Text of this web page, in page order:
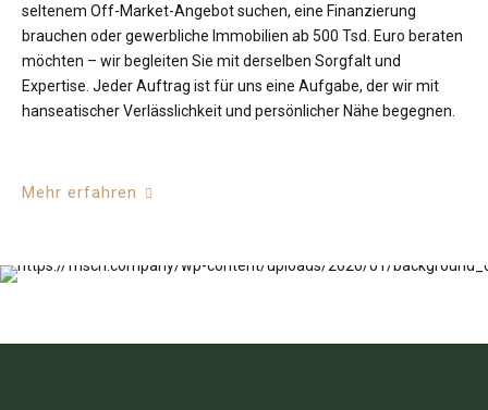
seltenem Off-Market-Angebot suchen, eine Finanzierung
brauchen oder gewerbliche Immobilien ab 500 Tsd. Euro beraten
möchten – wir begleiten Sie mit derselben Sorgfalt und
Expertise. Jeder Auftrag ist für uns eine Aufgabe, der wir mit
hanseatischer Verlässlichkeit und persönlicher Nähe begegnen.
Mehr erfahren